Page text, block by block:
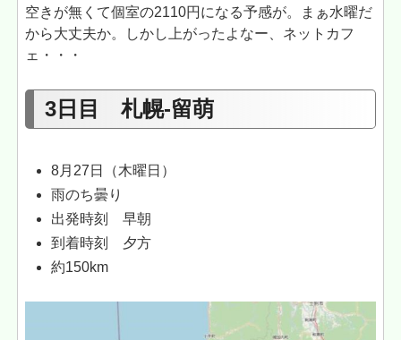
空きが無くて個室の2110円になる予感が。まぁ水曜だ
から大丈夫か。しかし上がったよなー、ネットカフ
ェ・・・
3日目 札幌-留萌
8月27日（木曜日）
雨のち曇り
出発時刻 早朝
到着時刻 夕方
約150km